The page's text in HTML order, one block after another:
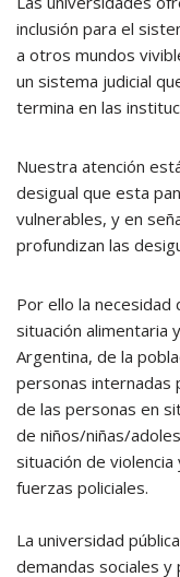
inclusión para el
a otros mundos
un sistema judicial
termina en las
Nuestra atención
desigual que esta
vulnerables, y en
profundizan las
Por ello la
situación alimentaria
Argentina, de la
personas internadas
de las personas en
de niños/niñas/
situación de
fuerzas policiales.
La universidad
demandas sociales y